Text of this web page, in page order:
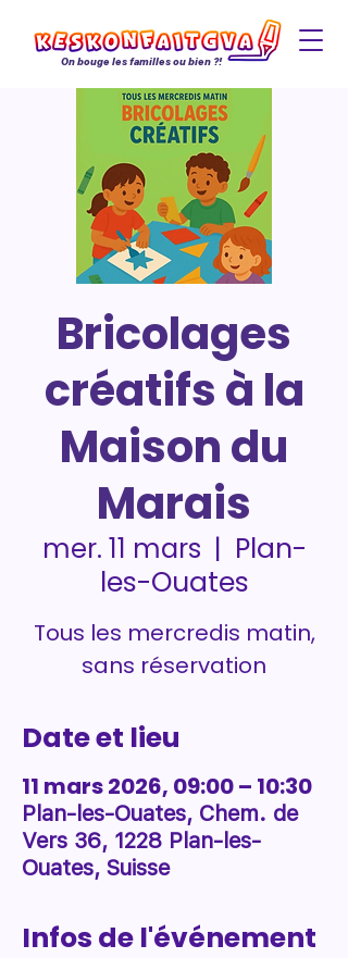
On bouge les familles ou bien ?!
Bricolages
créatifs à la
Maison du
Marais
mer. 11 mars
  |
Plan-
les-Ouates
Tous les mercredis matin,
sans réservation
Date et lieu
11 mars 2026, 09:00 – 10:30
Plan-les-Ouates, Chem. de
Vers 36, 1228 Plan-les-
Ouates, Suisse
Infos de l'événement